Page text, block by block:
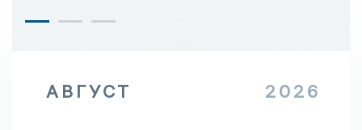
АВГУСТ 2026